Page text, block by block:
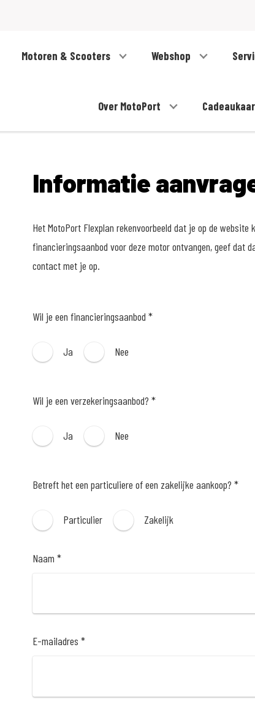
Motoren & Scooters Webshop
Over MotoPort
Informatie
Het MotoPort Flexplan rekenvoorbeeld dat je op de
financieringsaanbod voor deze motor ontvangen, geef dat
contact met je op.
Wil je een financieringsaanbod *
Ja Nee
Wil je een verzekeringsaanbod? *
Ja Nee
Betreft het een particuliere of een zakelijke aankoop? *
Particulier Zakelijk
Naam *
E-mailadres *